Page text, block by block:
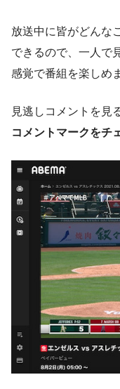
放送中に皆がどんな
できるので、一人で
感覚で番組を楽しめ
見逃しコメントを見
コメントマークをチ